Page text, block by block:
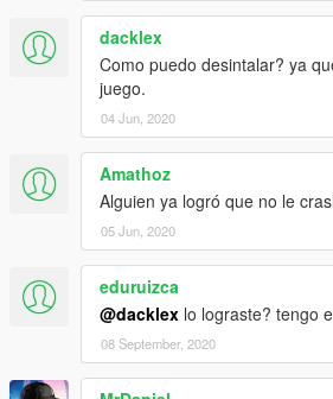
dacklex
Como puedo desintalar? ya
juego.
04 Jun, 2020
Amathoz
Alguien ya logró que no le
05 Jun, 2020
eduruizca
@dacklex lo lograste? tengo
08 September, 2020